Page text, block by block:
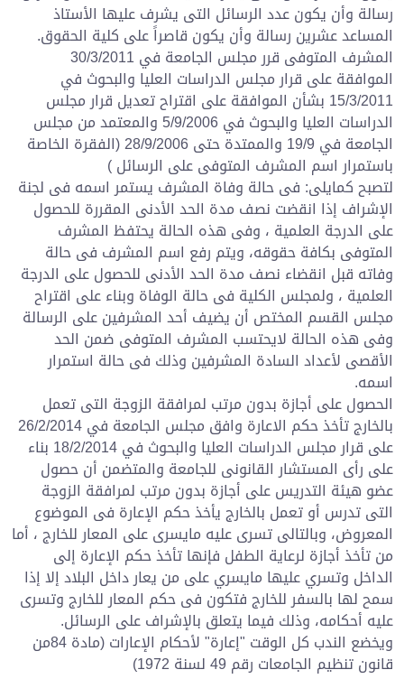
رسالة وأن يكون عدد الرسائل التى يشرف عليها الأستاذ
المساعد عشرين رسالة وأن يكون قاصراً على كلية الحقوق.
المشرف المتوفى قرر مجلس الجامعة في 30/3/2011
الموافقة على قرار مجلس الدراسات العليا والبحوث في
15/3/2011 بشأن الموافقة على اقتراح تعديل قرار مجلس
الدراسات العليا والبحوث في 5/9/2006 والمعتمد من مجلس
الجامعة في 19/9 والممتدة حتى 28/9/2006 (الفقرة الخاصة
باستمرار اسم المشرف المتوفى على الرسائل )
لتصبح كمايلى: فى حالة وفاة المشرف يستمر اسمه فى لجنة
الإشراف إذا انقضت نصف مدة الحد الأدنى المقررة للحصول
على الدرجة العلمية ، وفى هذه الحالة يحتفظ المشرف
المتوفى بكافة حقوقه، ويتم رفع اسم المشرف فى حالة
وفاته قبل انقضاء نصف مدة الحد الأدنى للحصول على الدرجة
العلمية ، ولمجلس الكلية فى حالة الوفاة وبناء على اقتراح
مجلس القسم المختص أن يضيف أحد المشرفين على الرسالة
وفى هذه الحالة لايحتسب المشرف المتوفى ضمن الحد
الأقصى لأعداد السادة المشرفين وذلك فى حالة استمرار
اسمه.
الحصول على أجازة بدون مرتب لمرافقة الزوجة التى تعمل
بالخارج تأخذ حكم الاعارة وافق مجلس الجامعة في 26/2/2014
على قرار مجلس الدراسات العليا والبحوث في 18/2/2014 بناء
على رأى المستشار القانونى للجامعة والمتضمن أن حصول
عضو هيئة التدريس على أجازة بدون مرتب لمرافقة الزوجة
التى تدرس أو تعمل بالخارج يأخذ حكم الإعارة فى الموضوع
المعروض، وبالتالى تسرى عليه مايسرى على المعار للخارج ، أما
من تأخذ أجازة لرعاية الطفل فإنها تأخذ حكم الإعارة إلى
الداخل وتسري عليها مايسري على من يعار داخل البلاد إلا إذا
سمح لها بالسفر للخارج فتكون فى حكم المعار للخارج وتسرى
عليه أحكامه، وذلك فيما يتعلق بالإشراف على الرسائل.
ويخضع الندب كل الوقت "إعارة" لأحكام الإعارات (مادة 84من
قانون تنظيم الجامعات رقم 49 لسنة 1972)